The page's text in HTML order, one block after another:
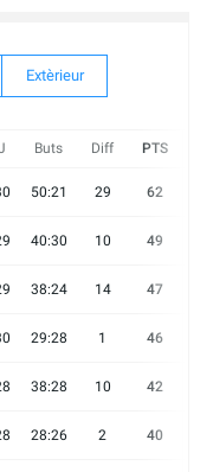
Extèrieur
Buts Diff PTS
50:21 29 62
40:30 10 49
38:24 14 47
29:28 1 46
38:28 10 42
28:26 2 40